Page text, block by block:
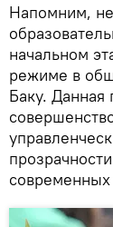
Напомним,
начальном
режиме в
Баку. Данная
современных